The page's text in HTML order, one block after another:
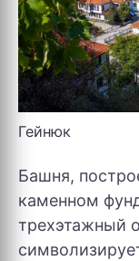
Гейнюк
Башня,
каменном
трехэтажный